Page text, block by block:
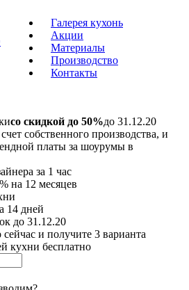
Галерея кухонь
Акции
Материалы
Производство
Контакты
со скидкой до 50%до 31.12.20
собственного производства, и
платы за шоурумы в
за 1 час
на 12 месяцев
14 дней
до 31.12.20
сейчас и получите 3 варианта
кухни бесплатно